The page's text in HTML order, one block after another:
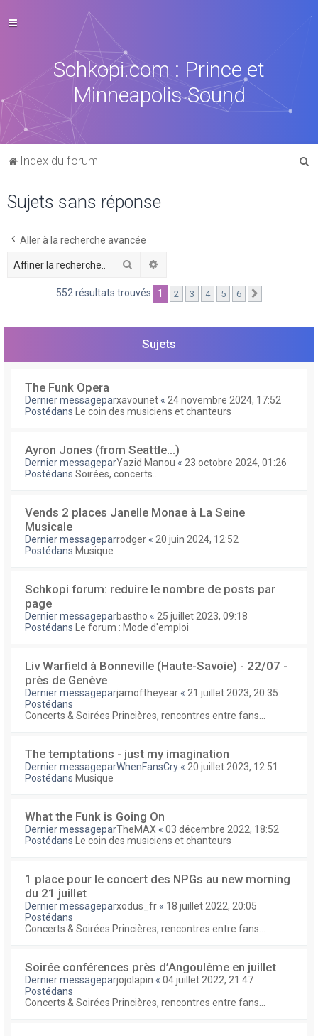
Schkopi.com : Prince et
Minneapolis Sound
Index du forum
Sujets sans réponse
Aller à la recherche avancée
Rechercher
552 résultats trouvés 1 2 3 4 5 6
Sujets
The Funk Opera
Dernier messageparxavounet « 24 novembre 2024, 17:52
Postédans
Le coin des musiciens et chanteurs
Ayron Jones (from Seattle...)
Dernier messageparYazid Manou « 23 octobre 2024, 01:26
Postédans Soirées, concerts...
Vends 2 places Janelle Monae à La Seine
Musicale
Dernier messageparrodger « 20 juin 2024, 12:52
Postédans Musique
Schkopi forum: reduire le nombre de posts par
page
Dernier messageparbastho « 25 juillet 2023, 09:18
Postédans
Le forum : Mode d'emploi
Liv Warfield à Bonneville (Haute-Savoie) - 22/07 -
près de Genève
Dernier messageparjamoftheyear « 21 juillet 2023, 20:35
Postédans
Concerts & Soirées Princières, rencontres entre fans...
The temptations - just my imagination
Dernier messageparWhenFansCry « 20 juillet 2023, 12:51
Postédans Musique
What the Funk is Going On
Dernier messageparTheMAX « 03 décembre 2022, 18:52
Postédans
Le coin des musiciens et chanteurs
1 place pour le concert des NPGs au new morning
du 21 juillet
Dernier messageparxodus_fr « 18 juillet 2022, 20:05
Postédans
Concerts & Soirées Princières, rencontres entre fans...
Soirée conférences près d’Angoulême en juillet
Dernier messageparjojolapin « 04 juillet 2022, 21:47
Postédans
Concerts & Soirées Princières, rencontres entre fans...